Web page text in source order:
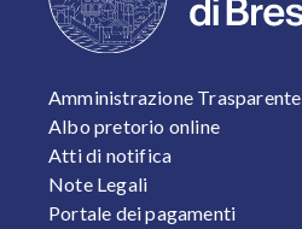
FOOTER 1
Amministrazione Trasparente
Albo pretorio online
Atti di notifica
Note Legali
Portale dei pagamenti